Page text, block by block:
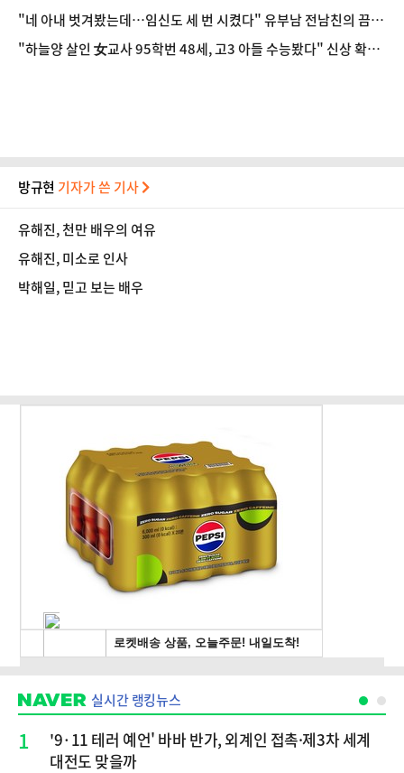
성일종
"네 아내 벗겨봤는데…임신도 세 번 시켰다" 유부남 전남친의 끔찍
한 스토킹
"하늘양 살인 女교사 95학번 48세, 고3 아들 수능봤다" 신상 확산
방규현 기자가 쓴 기사
유해진, 천만 배우의 여유
유해진, 미소로 인사
박해일, 믿고 보는 배우
실시간 랭킹뉴스
1
'9·11 테러 예언' 바바 반가, 외계인 접촉·제3차 세계
대전도 맞을까